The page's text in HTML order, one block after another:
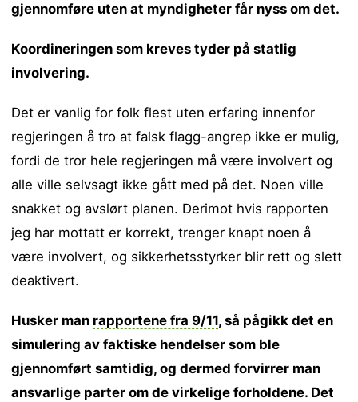
gjennomføre uten at myndigheter får nyss om det.
Koordineringen som kreves tyder på statlig
involvering.
Det er vanlig for folk flest uten erfaring innenfor
regjeringen å tro atfalsk flagg-angrep ikke er mulig,
fordi de tror hele regjeringen må være involvert og
alle ville selvsagt ikke gått med på det. Noen ville
snakket og avslørt planen. Derimot hvis rapporten
jeg har mottatt er korrekt, trenger knapt noen å
være involvert, og sikkerhetsstyrker blir rett og slett
deaktivert.
Husker man rapportene fra 9/11, så pågikk det en
simulering av faktiske hendelser som ble
gjennomført samtidig, og dermed forvirrer man
ansvarlige parter om de virkelige forholdene. Det